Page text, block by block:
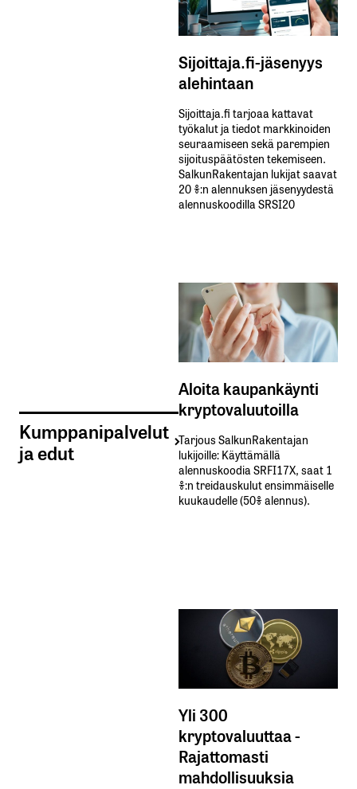
Kumppanipalvelut
ja edut
Sijoittaja.fi-jäsenyys
alehintaan
Sijoittaja.fi tarjoaa kattavat
työkalut ja tiedot markkinoiden
seuraamiseen sekä parempien
sijoituspäätösten tekemiseen.
SalkunRakentajan lukijat saavat
20 %:n alennuksen jäsenyydestä
alennuskoodilla SRSI20
Aloita kaupankäynti
kryptovaluutoilla
Tarjous SalkunRakentajan
lukijoille: Käyttämällä​ ​
alennuskoodia​ ​SRFI17X,​ ​saat​ ​1
%:n treidauskulut​ ​ensimmäiselle​ ​
kuukaudelle​ ​(50%​ ​alennus).
Yli 300
kryptovaluuttaa -
Rajattomasti
mahdollisuuksia